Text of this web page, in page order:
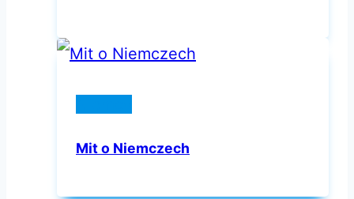
Mit o Niemczech